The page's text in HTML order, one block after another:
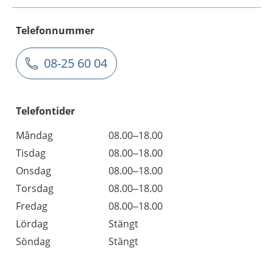
Telefonnummer
08-25 60 04
Telefontider
Måndag
08.00–18.00
Tisdag
08.00–18.00
Onsdag
08.00–18.00
Torsdag
08.00–18.00
Fredag
08.00–18.00
Lördag
Stängt
Söndag
Stängt